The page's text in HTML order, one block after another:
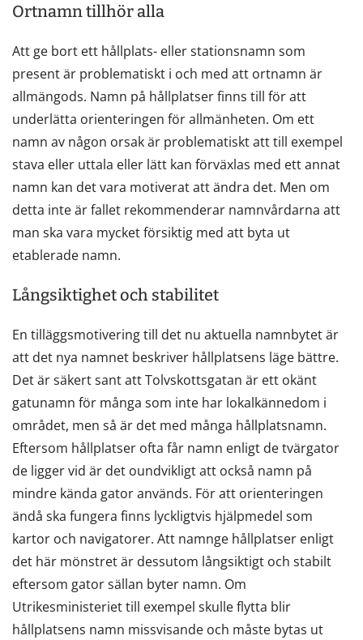
Ortnamn tillhör alla
Att ge bort ett hållplats- eller stationsnamn som
present är problematiskt i och med att ortnamn är
allmängods. Namn på hållplatser finns till för att
underlätta orienteringen för allmänheten. Om ett
namn av någon orsak är problematiskt att till exempel
stava eller uttala eller lätt kan förväxlas med ett annat
namn kan det vara motiverat att ändra det. Men om
detta inte är fallet rekommenderar namnvårdarna att
man ska vara mycket försiktig med att byta ut
etablerade namn.
Långsiktighet och stabilitet
En tilläggsmotivering till det nu aktuella namnbytet är
att det nya namnet beskriver hållplatsens läge bättre.
Det är säkert sant att Tolvskottsgatan är ett okänt
gatunamn för många som inte har lokalkännedom i
området, men så är det med många hållplatsnamn.
Eftersom hållplatser ofta får namn enligt de tvärgator
de ligger vid är det oundvikligt att också namn på
mindre kända gator används. För att orienteringen
ändå ska fungera finns lyckligtvis hjälpmedel som
kartor och navigatorer. Att namnge hållplatser enligt
det här mönstret är dessutom långsiktigt och stabilt
eftersom gator sällan byter namn. Om
Utrikesministeriet till exempel skulle flytta blir
hållplatsens namn missvisande och måste bytas ut